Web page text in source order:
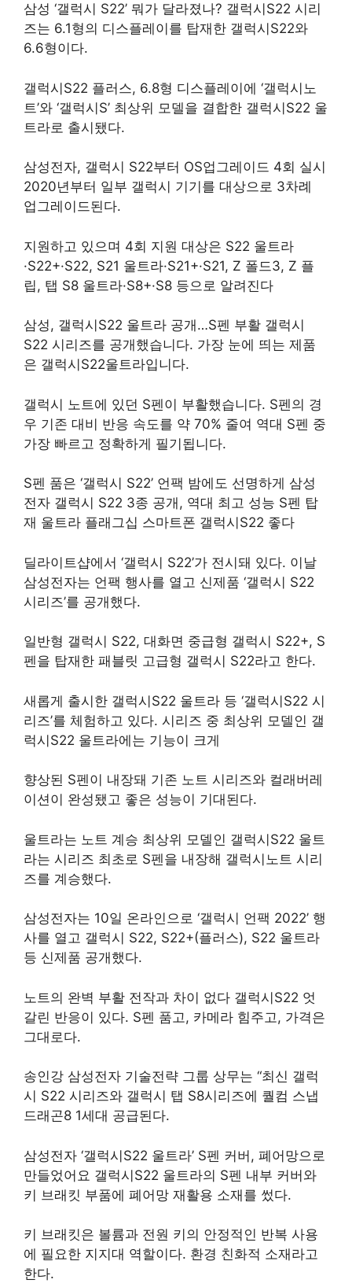
삼성 ‘갤럭시 S22’ 뭐가 달라졌나? 갤럭시S22 시리
즈는 6.1형의 디스플레이를 탑재한 갤럭시S22와
6.6형이다.
갤럭시S22 플러스, 6.8형 디스플레이에 ‘갤럭시노
트’와 ‘갤럭시S’ 최상위 모델을 결합한 갤럭시S22 울
트라로 출시됐다.
삼성전자, 갤럭시 S22부터 OS업그레이드 4회 실시
2020년부터 일부 갤럭시 기기를 대상으로 3차례
업그레이드된다.
지원하고 있으며 4회 지원 대상은 S22 울트라
·S22+·S22, S21 울트라·S21+·S21, Z 폴드3, Z 플
립, 탭 S8 울트라·S8+·S8 등으로 알려진다
삼성, 갤럭시S22 울트라 공개…S펜 부활 갤럭시
S22 시리즈를 공개했습니다. 가장 눈에 띄는 제품
은 갤럭시S22울트라입니다.
갤럭시 노트에 있던 S펜이 부활했습니다. S펜의 경
우 기존 대비 반응 속도를 약 70% 줄여 역대 S펜 중
가장 빠르고 정확하게 필기됩니다.
S펜 품은 ‘갤럭시 S22’ 언팩 밤에도 선명하게 삼성
전자 갤럭시 S22 3종 공개, 역대 최고 성능 S펜 탑
재 울트라 플래그십 스마트폰 갤럭시S22 좋다
딜라이트샵에서 ‘갤럭시 S22’가 전시돼 있다. 이날
삼성전자는 언팩 행사를 열고 신제품 ‘갤럭시 S22
시리즈’를 공개했다.
일반형 갤럭시 S22, 대화면 중급형 갤럭시 S22+, S
펜을 탑재한 패블릿 고급형 갤럭시 S22라고 한다.
새롭게 출시한 갤럭시S22 울트라 등 ‘갤럭시S22 시
리즈’를 체험하고 있다. 시리즈 중 최상위 모델인 갤
럭시S22 울트라에는 기능이 크게
향상된 S펜이 내장돼 기존 노트 시리즈와 컬래버레
이션이 완성됐고 좋은 성능이 기대된다.
울트라는 노트 계승 최상위 모델인 갤럭시S22 울트
라는 시리즈 최초로 S펜을 내장해 갤럭시노트 시리
즈를 계승했다.
삼성전자는 10일 온라인으로 ‘갤럭시 언팩 2022’ 행
사를 열고 갤럭시 S22, S22+(플러스), S22 울트라
등 신제품 공개했다.
노트의 완벽 부활 전작과 차이 없다 갤럭시S22 엇
갈린 반응이 있다. S펜 품고, 카메라 힘주고, 가격은
그대로다.
송인강 삼성전자 기술전략 그룹 상무는 “최신 갤럭
시 S22 시리즈와 갤럭시 탭 S8시리즈에 퀄컴 스냅
드래곤8 1세대 공급된다.
삼성전자 ‘갤럭시S22 울트라’ S펜 커버, 폐어망으로
만들었어요 갤럭시S22 울트라의 S펜 내부 커버와
키 브래킷 부품에 폐어망 재활용 소재를 썼다.
키 브래킷은 볼륨과 전원 키의 안정적인 반복 사용
에 필요한 지지대 역할이다. 환경 친화적 소재라고
한다.